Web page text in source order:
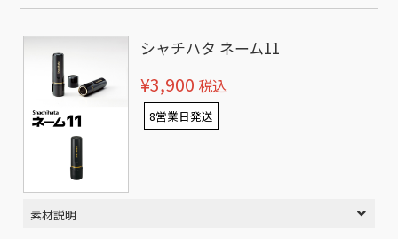
シャチハタ ネーム11
¥3,900 税込
8営業日発送
素材説明